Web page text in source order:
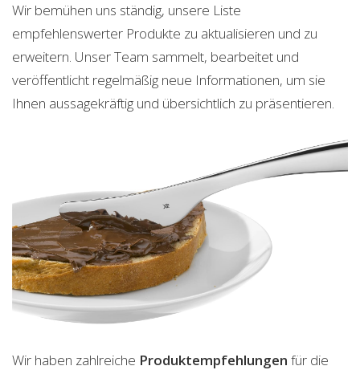
Wir bemühen uns ständig, unsere Liste
empfehlenswerter Produkte zu aktualisieren und zu
erweitern. Unser Team sammelt, bearbeitet und
veröffentlicht regelmäßig neue Informationen, um sie
Ihnen aussagekräftig und übersichtlich zu präsentieren.
Wir haben zahlreiche Produktempfehlungen für die